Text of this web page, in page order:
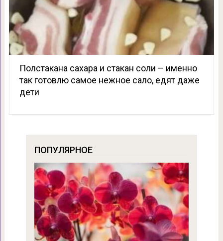
Полстакана сахара и стакан соли – именно
так готовлю самое нежное сало, едят даже
дети
ПОПУЛЯРНОЕ